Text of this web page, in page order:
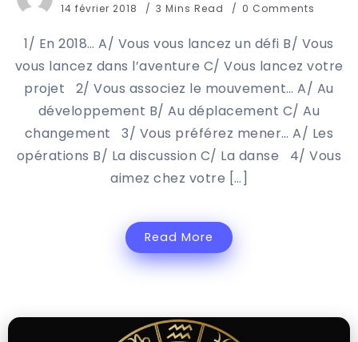
14 février 2018 3 Mins Read 0 Comments
1/ En 2018… A/ Vous vous lancez un défi B/ Vous
vous lancez dans l’aventure C/ Vous lancez votre
projet 2/ Vous associez le mouvement… A/ Au
développement B/ Au déplacement C/ Au
changement 3/ Vous préférez mener… A/ Les
opérations B/ La discussion C/ La danse 4/ Vous
aimez chez votre […]
Read More